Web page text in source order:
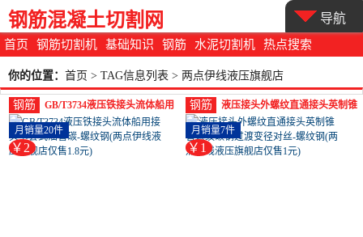
首页 钢筋切割机 基础知识 钢筋 水泥切割机 热点搜索
钢筋混凝土切割网 导航
你的位置： 首页 > TAG信息列表 > 两点伊线液压旗舰店
钢筋
GB/T3734液压铁接头流体船用
接头卡套式油管碳-螺纹钢(两点
伊线液压旗舰店仅售1.8元)
￥2
月销量20件
钢筋
液压接头外螺纹直通接头英制锥
管螺纹碳钢过渡变径对丝-螺纹
钢(两点伊线液压旗舰店仅售1
元)
￥1
月销量7件